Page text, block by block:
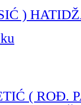
( ROĐ.